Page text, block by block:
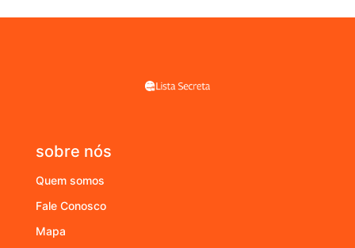
sobre nós
Quem somos
Fale Conosco
Mapa